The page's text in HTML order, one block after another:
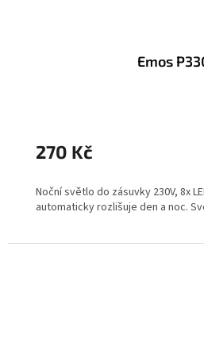
Emos
270 Kč
Noční světlo do zásuvky 230V, 8x
automaticky rozlišuje den a noc.